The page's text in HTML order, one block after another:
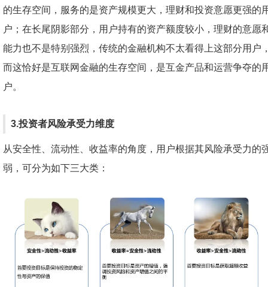
的生存空间，服务的是资产规模更大，理财和投资意愿更强的
户；在长尾阴影部分，用户持有的资产额度较小，理财的意愿
能力也不是特别强烈，传统的金融机构不太看得上这部分用户
而这恰好是互联网金融的生存空间，是互金产品和运营争夺的
户。
3.投资者风险承受力维度
从安全性、流动性、收益率的角度，用户根据其风险承受力的
弱，可分为如下三大类：